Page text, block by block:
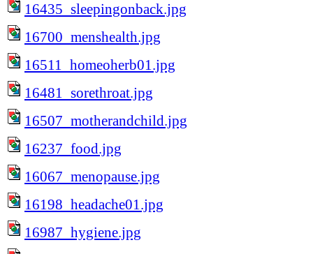
16435_sleepingonback.jpg
16700_menshealth.jpg
16511_homeoherb01.jpg
16481_sorethroat.jpg
16507_motherandchild.jpg
16237_food.jpg
16067_menopause.jpg
16198_headache01.jpg
16987_hygiene.jpg